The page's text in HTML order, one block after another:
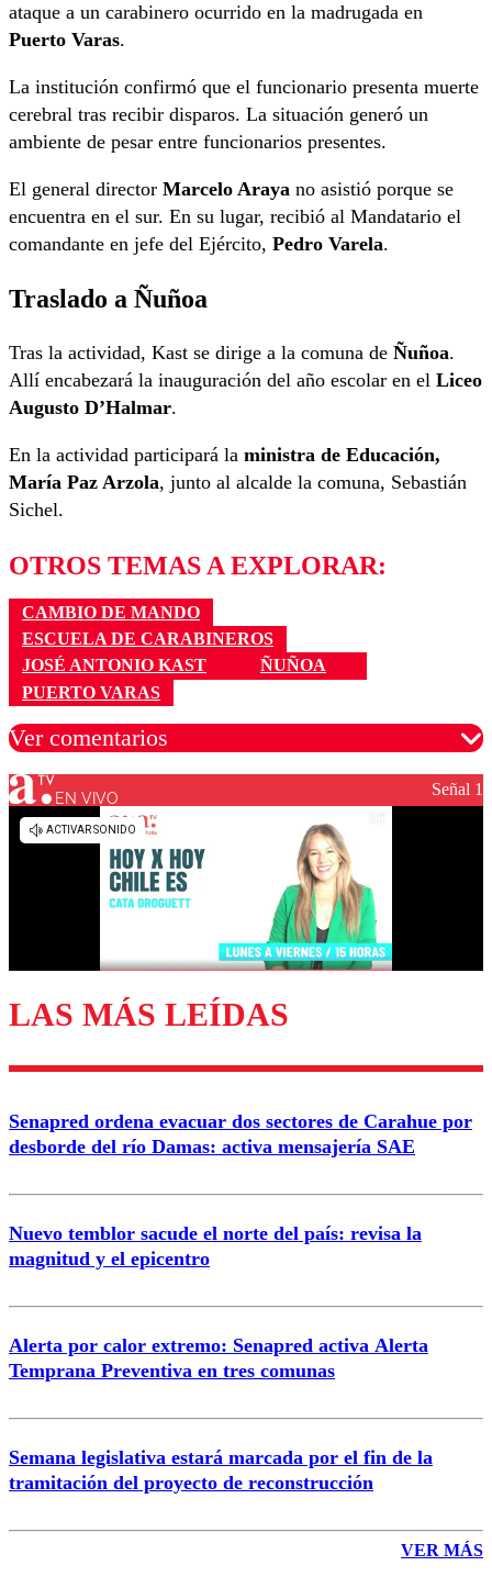
ataque a un carabinero ocurrido en la madrugada en
Puerto Varas.
La institución confirmó que el funcionario presenta muerte
cerebral tras recibir disparos. La situación generó un
ambiente de pesar entre funcionarios presentes.
El general director Marcelo Araya no asistió porque se
encuentra en el sur. En su lugar, recibió al Mandatario el
comandante en jefe del Ejército, Pedro Varela.
Traslado a Ñuñoa
Tras la actividad, Kast se dirige a la comuna de Ñuñoa.
Allí encabezará la inauguración del año escolar en el Liceo
Augusto D’Halmar.
En la actividad participará la ministra de Educación,
María Paz Arzola, junto al alcalde la comuna, Sebastián
Sichel.
OTROS TEMAS A EXPLORAR:
CAMBIO DE MANDO
ESCUELA DE CARABINEROS
JOSÉ ANTONIO KAST
ÑUÑOA
PUERTO VARAS
Ver comentarios
Los comentarios son moderados para garantizar un
diálogo respetuoso.
Enviar comentario
EN VIVO Señal 1
LAS MÁS LEÍDAS
Senapred ordena evacuar dos sectores de Carahue por
desborde del río Damas: activa mensajería SAE
Nuevo temblor sacude el norte del país: revisa la
magnitud y el epicentro
Alerta por calor extremo: Senapred activa Alerta
Temprana Preventiva en tres comunas
Semana legislativa estará marcada por el fin de la
tramitación del proyecto de reconstrucción
VER MÁS